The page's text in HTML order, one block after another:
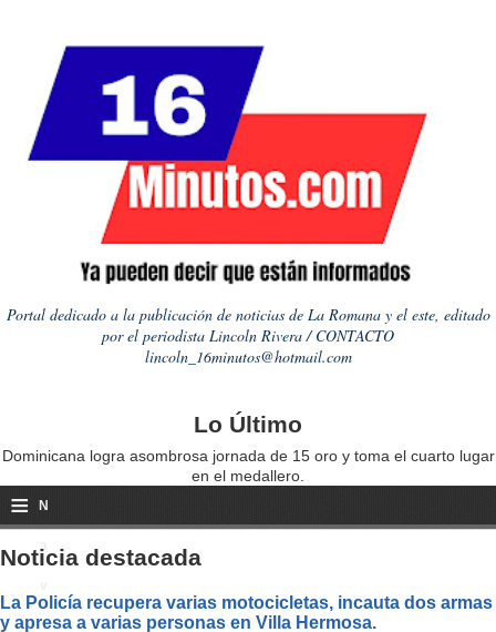
Portal dedicado a la publicación de noticias de La Romana y el este, editado
por el periodista Lincoln Rivera / CONTACTO
lincoln_16minutos@hotmail.com
Lo Último
Dominicana logra asombrosa jornada de 15 oro y toma el cuarto lugar
en el medallero.
≡ N
a
i
Noticia destacada
La Policía recupera varias motocicletas, incauta dos armas
y apresa a varias personas en Villa Hermosa.